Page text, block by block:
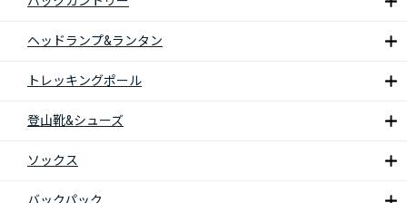
ヘッドランプ&ランタン
トレッキングポール
登山靴&シューズ
ソックス